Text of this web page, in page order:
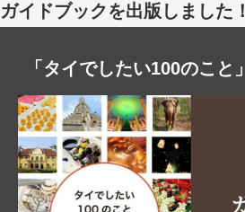
ガイドブックを出版しました！
「タイでしたい100のこと」